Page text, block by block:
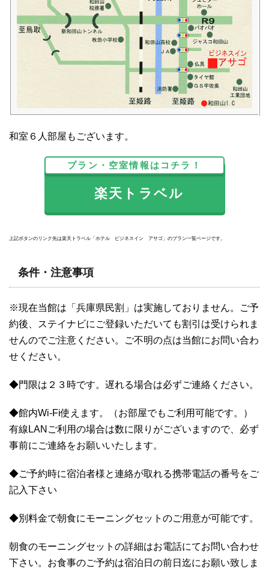
和室６人部屋もございます。
プラン・空室情報はコチラ！
楽天トラベル
上記ボタンのリンク先は楽天トラベル「ホテル ビジネスイン アサゴ」のプラン一覧ページです。
条件・注意事項
※現在当館は「兵庫県民割」は実施しておりません。ご予
約後、ステイナビにご登録いただいても割引は受けられま
せんのでご注意ください。ご不明の点は当館にお問い合わ
せください。
◆門限は２３時です。遅れる場合は必ずご連絡ください。
◆館内Wi-Fi使えます。（お部屋でもご利用可能です。）
有線LANご利用の場合は数に限りがございますので、必ず
事前にご連絡をお願いいたします。
◆ご予約時に宿泊者様と連絡が取れる携帯電話の番号をご
記入下さい
◆別料金で朝食にモーニングセットのご用意が可能です。
朝食のモーニングセットの詳細はお電話にてお問い合わせ
下さい。お食事のご予約は宿泊日の前日迄にお願い致しま